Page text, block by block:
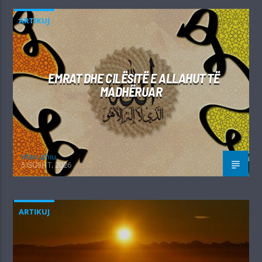
ARTIKUJ
EMRAT DHE CILËSITË E ALLAHUT TË
MADHËRUAR
Irfan Jahiu
5 GUSHT, 2026
ARTIKUJ